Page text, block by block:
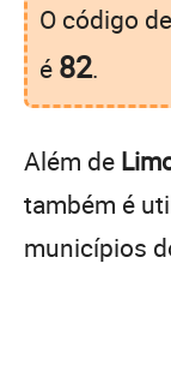
O código
é 82.
Além de
também é
municípios